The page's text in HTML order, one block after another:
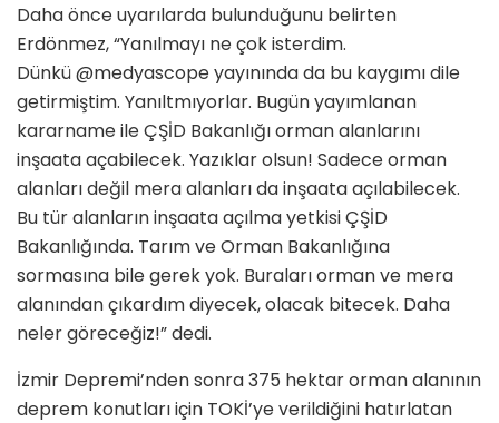
Daha önce uyarılarda bulunduğunu belirten
Erdönmez, “Yanılmayı ne çok isterdim.
Dünkü @medyascope yayınında da bu kaygımı dile
getirmiştim. Yanıltmıyorlar. Bugün yayımlanan
kararname ile ÇŞİD Bakanlığı orman alanlarını
inşaata açabilecek. Yazıklar olsun! Sadece orman
alanları değil mera alanları da inşaata açılabilecek.
Bu tür alanların inşaata açılma yetkisi ÇŞİD
Bakanlığında. Tarım ve Orman Bakanlığına
sormasına bile gerek yok. Buraları orman ve mera
alanından çıkardım diyecek, olacak bitecek. Daha
neler göreceğiz!” dedi.
İzmir Depremi’nden sonra 375 hektar orman alanının
deprem konutları için TOKİ’ye verildiğini hatırlatan